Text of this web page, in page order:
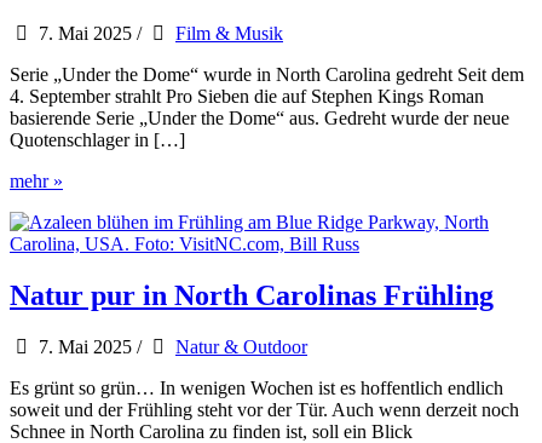
7. Mai 2025 /
Film & Musik
Serie „Under the Dome“ wurde in North Carolina gedreht Seit dem
4. September strahlt Pro Sieben die auf Stephen Kings Roman
basierende Serie „Under the Dome“ aus. Gedreht wurde der neue
Quotenschlager in […]
Stephen
sorgt
für
in
North
mehr »
Natur pur in North Carolinas Frühling
7. Mai 2025 /
Natur & Outdoor
Es grünt so grün… In wenigen Wochen ist es hoffentlich endlich
soweit und der Frühling steht vor der Tür. Auch wenn derzeit noch
Schnee in North Carolina zu finden ist, soll ein Blick